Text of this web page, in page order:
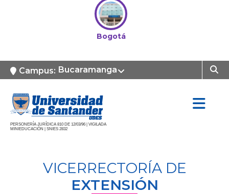
Bogotá
Campus: Bucaramanga
PERSONERÍA JURÍDICA 810 DE 12/03/96 | VIGILADA
MINIEDUCACIÓN | SNIES 2832
VICERRECTORÍA DE
EXTENSIÓN